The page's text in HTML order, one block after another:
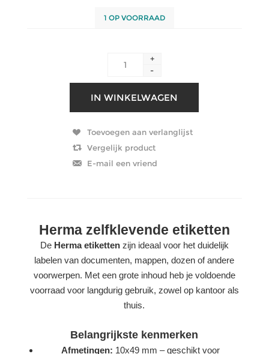
1 OP VOORRAAD
+
-
Herma zelfklevende etiketten
De Herma etikettenzijn ideaal voor het duidelijk
labelen van documenten, mappen, dozen of andere
voorwerpen. Met een grote inhoud heb je voldoende
voorraad voor langdurig gebruik, zowel op kantoor als
thuis.
Belangrijkste kenmerken
Afmetingen: 10x49 mm – geschikt voor